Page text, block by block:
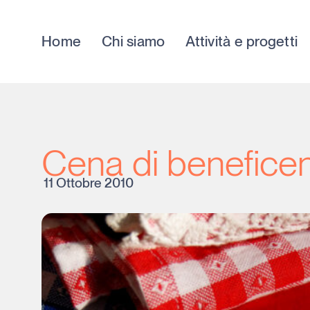
Home Chi siamo Attività e progetti
Cena di
11 Ottobre 2010